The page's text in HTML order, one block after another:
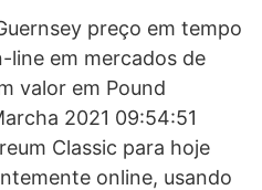
preço em tempo
line em mercados de
valor em Pound
2021 09:54:51
Classic para hoje
online, usando